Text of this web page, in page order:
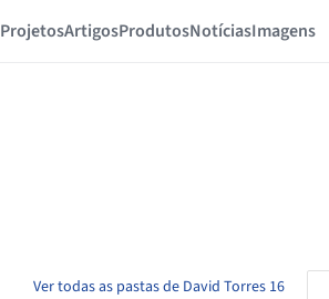
ProjetosArtigosProdutosNotíciasImagens
Ver todas as pastas de David Torres 16